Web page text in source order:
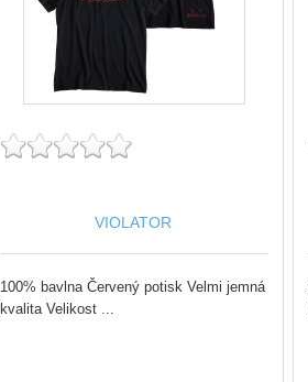
VIOLATOR
100% bavlna Červený potisk Velmi jemná
kvalita Velikost ...